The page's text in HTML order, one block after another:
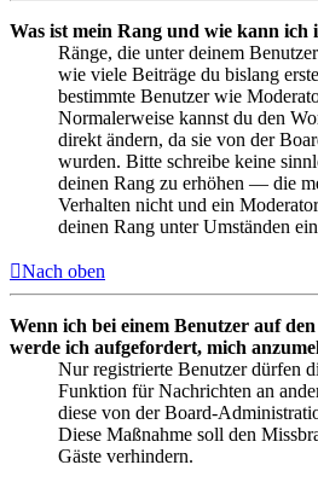
Was ist mein Rang und wie kann ich
Ränge, die unter deinem
wie viele Beiträge du bislang
bestimmte Benutzer wie
Normalerweise kannst du den
direkt ändern, da sie von der
wurden. Bitte schreibe keine
deinen Rang zu erhöhen — die
Verhalten nicht und ein
deinen Rang unter Umständen
Nach oben
Wenn ich bei einem Benutzer auf
werde ich aufgefordert, mich
Nur registrierte Benutzer dürfen
Funktion für Nachrichten an
diese von der Board-
Diese Maßnahme soll den
Gäste verhindern.